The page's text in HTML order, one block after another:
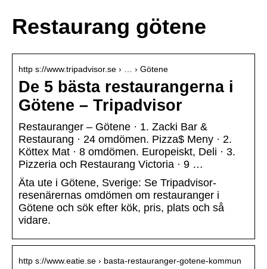
Restaurang götene
http s://www.tripadvisor.se › … › Götene
De 5 bästa restaurangerna i
Götene – Tripadvisor
Restauranger – Götene · 1. Zacki Bar &
Restaurang · 24 omdömen. Pizza$ Meny · 2.
Köttex Mat · 8 omdömen. Europeiskt, Deli · 3.
Pizzeria och Restaurang Victoria · 9 …
Äta ute i Götene, Sverige: Se Tripadvisor-
resenärernas omdömen om restauranger i
Götene och sök efter kök, pris, plats och så
vidare.
http s://www.eatie.se › basta-restauranger-gotene-kommun